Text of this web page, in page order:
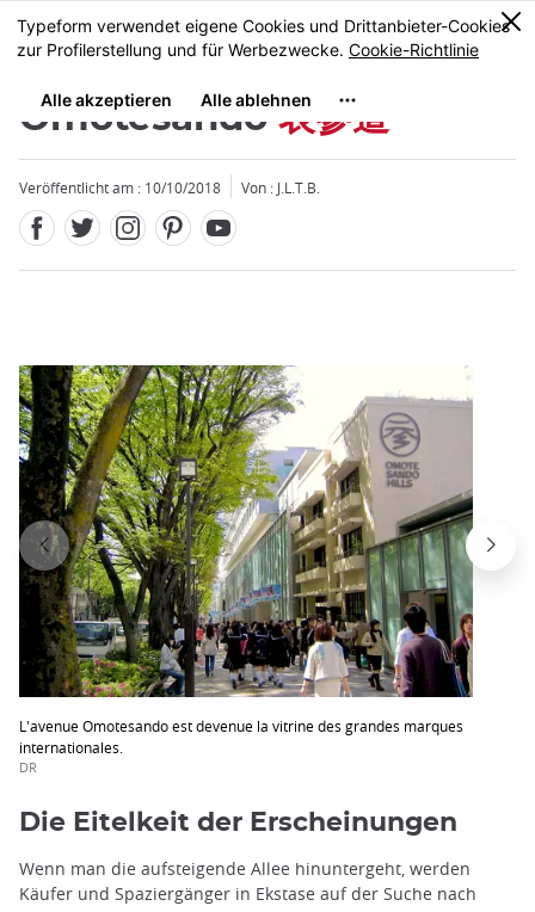
Größe
MENU
0
Omotesando表参道
Veröffentlicht am : 10/10/2018 Von : J.L.T.B.
L'avenue Omotesando est devenue la vitrine des grandes marques
internationales.
DR
Schließen
Die Eitelkeit der Erscheinungen
Wenn man die aufsteigende Allee hinuntergeht, werden
Käufer und Spaziergänger in Ekstase auf der Suche nach